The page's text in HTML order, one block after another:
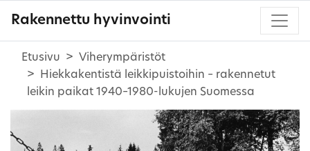
Rakennettu hyvinvointi
Etusivu
Viherympäristöt
Hiekkakentistä leikkipuistoihin – rakennetut
leikin paikat 1940–1980-lukujen Suomessa